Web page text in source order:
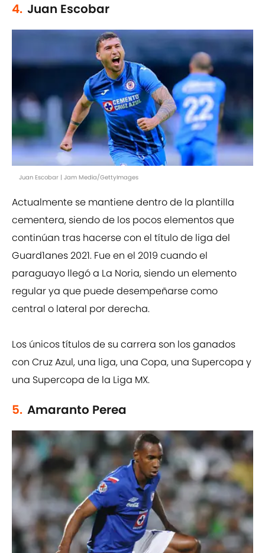
4. Juan Escobar
Juan Escobar | Jam Media/GettyImages
Actualmente se mantiene dentro de la plantilla
cementera, siendo de los pocos elementos que
continúan tras hacerse con el título de liga del
Guard1anes 2021. Fue en el 2019 cuando el
paraguayo llegó a La Noria, siendo un elemento
regular ya que puede desempeñarse como
central o lateral por derecha.
Los únicos títulos de su carrera son los ganados
con Cruz Azul, una liga, una Copa, una Supercopa y
una Supercopa de la Liga MX.
5. Amaranto Perea